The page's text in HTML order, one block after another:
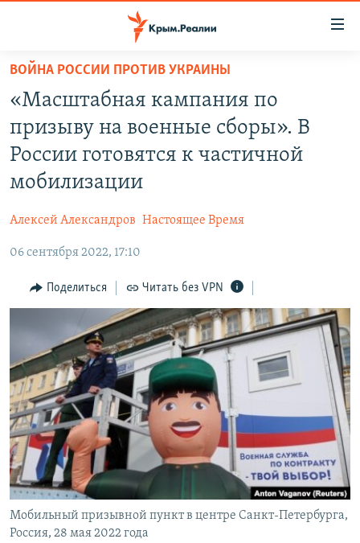
Вернуться
основному
содержанию
Вернутся
главной
Вернутся
КАРТА ВОЕННЫХ ОБЪЕКТОВ КРЫМА
ВОДА
ИСТОРИЯ
ИНФОГРАФИКА
ТЕЛЕПРОЕКТ КРЫМ.РЕАЛИИ
СОВЕТЫ ПРАВОЗАЩИТНИКОВ
ПРОПАВШИЕ БЕЗ ВЕСТИ
ПОБЕДИТЕЛЕЙ НЕ СУДЯТ?
КРЫМ.НЕПОКОРЕННЫЙ
ELIFBE
УКРАИНСКАЯ ПРОБЛЕМА КРЫМА
РАДІО СВОБОДА
КАК ОБОЙТИ БЛОКИРОВКУ
Qırımtatar
ПРИСОЕДИНЯЙТЕСЬ!
Все сайты RFE/RL
ВОЙНА РОССИИ ПРОТИВ УКРАИНЫ
«Масштабная кампания по
призыву на военные сборы». В
России готовятся к частичной
мобилизации
Алексей Александров Настоящее Время
06 сентября 2022, 17:10
Поделиться Читать без VPN
Мобильный призывной пункт в центре Санкт-Петербурга,
Россия, 28 мая 2022 года